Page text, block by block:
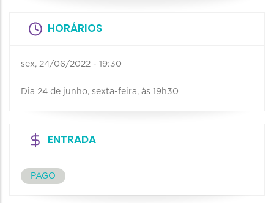
HORÁRIOS
sex, 24/06/2022 - 19:30
Dia 24 de junho, sexta-feira, às 19h30
ENTRADA
PAGO